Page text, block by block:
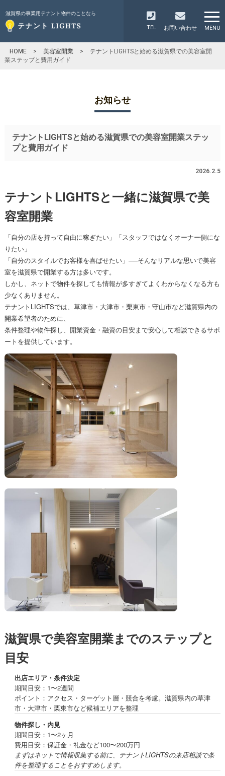
滋賀県の事業用テナント物件のことなら
TEL お問い合わせ MENU
HOME > 美容室開業 >
テナントLIGHTSと始める滋賀県での美容室開
業ステップと費用ガイド
お知らせ
テナントLIGHTSと始める滋賀県での美容室開業ステッ
プと費用ガイド
2026.2.5
テナントLIGHTSと一緒に滋賀県で美
容室開業
「自分の店を持って自由に稼ぎたい」「スタッフではなくオーナー側にな
りたい」
「自分のスタイルでお客様を喜ばせたい」──そんなリアルな思いで美容
室を滋賀県で開業する方は多いです。
しかし、ネットで物件を探しても情報が多すぎてよくわからなくなる方も
少なくありません。
テナントLIGHTSでは、草津市・大津市・栗東市・守山市など滋賀県内の
開業希望者のために、
条件整理や物件探し、開業資金・融資の目安まで安心して相談できるサポ
ートを提供しています。
滋賀県で美容室開業までのステップと
目安
出店エリア・条件決定
期間目安：1〜2週間
ポイント：アクセス・ターゲット層・競合を考慮。滋賀県内の草津
市・大津市・栗東市など候補エリアを整理
物件探し・内見
期間目安：1〜2ヶ月
費用目安：保証金・礼金など100〜200万円
まずはネットで情報収集する前に、テナントLIGHTSの来店相談で条
件を整理することをおすすめします。